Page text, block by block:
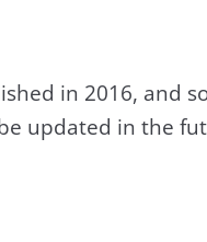
in 2016, and
updated in the